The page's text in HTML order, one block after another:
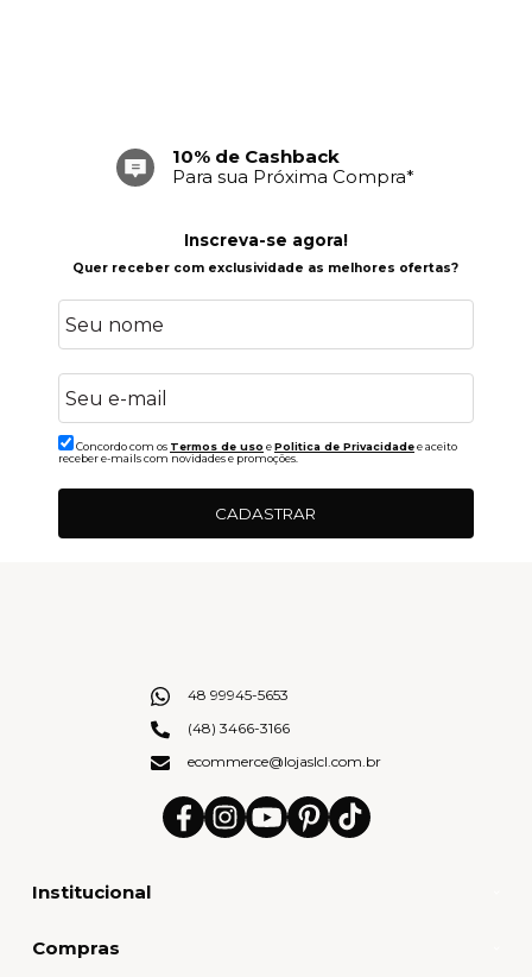
10% de Cashback
Para sua Próxima Compra*
Frete Grátis
Acima de R$ 699,00
Inscreva-se agora!
Quer receber com exclusividade as melhores ofertas?
Concordo com os Termos de uso ePolitica de Privacidadee aceito
receber e-mails com novidades e promoções.
CADASTRAR
Institucional
Compras
48 99945-5653
(48) 3466-3166
ecommerce@lojaslcl.com.br